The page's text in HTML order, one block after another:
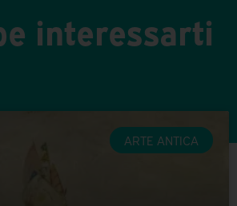
interessarti
ARTE ANTICA